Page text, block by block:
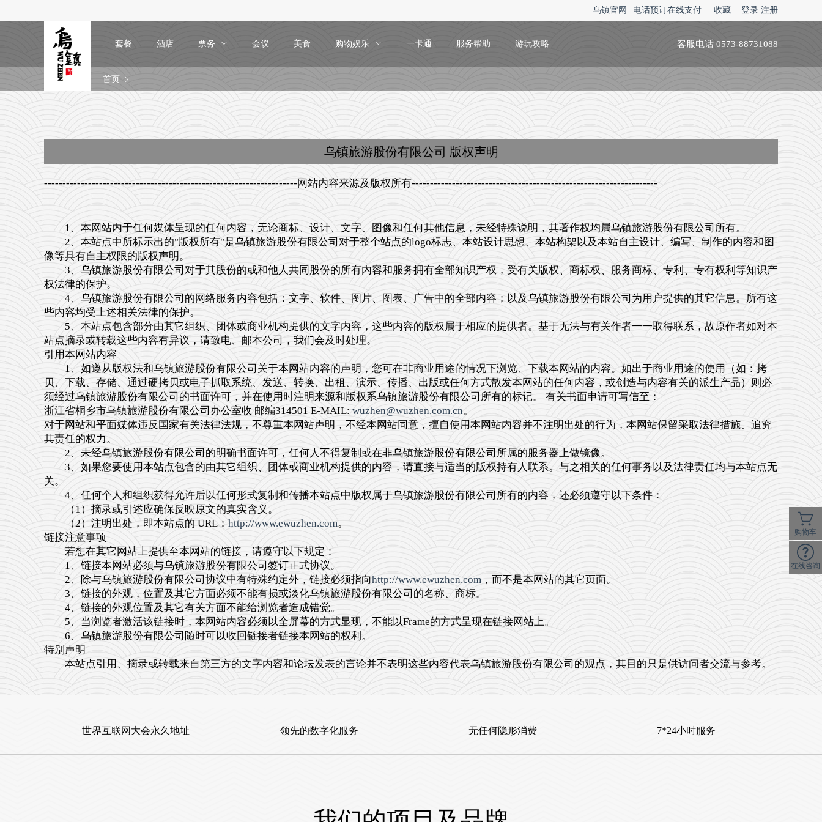
乌镇官网 电话预订在线支付 收藏 登录 注册
套餐 酒店 票务 会议 美食 购物娱乐 一卡通 服务帮助 游玩攻略 客服电话 0573-88731088
首页
乌镇旅游股份有限公司 版权声明
---------------------------------------------------------------------网站内容来源及版权所有-------------------------------------------------------------------
1、本网站内于任何媒体呈现的任何内容，无论商标、设计、文字、图像和任何其他信息，未经特殊说明，其著作权均属乌镇旅游股份有限公司所有。
2、本站点中所标示出的"版权所有"是乌镇旅游股份有限公司对于整个站点的logo标志、本站设计思想、本站构架以及本站自主设计、编写、制作的内容和图
像等具有自主权限的版权声明。
3、乌镇旅游股份有限公司对于其股份的或和他人共同股份的所有内容和服务拥有全部知识产权，受有关版权、商标权、服务商标、专利、专有权利等知识产
权法律的保护。
4、乌镇旅游股份有限公司的网络服务内容包括：文字、软件、图片、图表、广告中的全部内容；以及乌镇旅游股份有限公司为用户提供的其它信息。所有这
些内容均受上述相关法律的保护。
5、本站点包含部分由其它组织、团体或商业机构提供的文字内容，这些内容的版权属于相应的提供者。基于无法与有关作者一一取得联系，故原作者如对本
站点摘录或转载这些内容有异议，请致电、邮本公司，我们会及时处理。
引用本网站内容
1、如遵从版权法和乌镇旅游股份有限公司关于本网站内容的声明，您可在非商业用途的情况下浏览、下载本网站的内容。如出于商业用途的使用（如：拷
贝、下载、存储、通过硬拷贝或电子抓取系统、发送、转换、出租、演示、传播、出版或任何方式散发本网站的任何内容，或创造与内容有关的派生产品）则必
须经过乌镇旅游股份有限公司的书面许可，并在使用时注明来源和版权系乌镇旅游股份有限公司所有的标记。 有关书面申请可写信至：
浙江省桐乡市乌镇旅游股份有限公司办公室收 邮编314501 E-MAIL: wuzhen@wuzhen.com.cn。
对于网站和平面媒体违反国家有关法律法规，不尊重本网站声明，不经本网站同意，擅自使用本网站内容并不注明出处的行为，本网站保留采取法律措施、追究
其责任的权力。
2、未经乌镇旅游股份有限公司的明确书面许可，任何人不得复制或在非乌镇旅游股份有限公司所属的服务器上做镜像。
3、如果您要使用本站点包含的由其它组织、团体或商业机构提供的内容，请直接与适当的版权持有人联系。与之相关的任何事务以及法律责任均与本站点无
关。
4、任何个人和组织获得允许后以任何形式复制和传播本站点中版权属于乌镇旅游股份有限公司所有的内容，还必须遵守以下条件：
（1）摘录或引述应确保反映原文的真实含义。
（2）注明出处，即本站点的 URL： http://www.ewuzhen.com。
链接注意事项
若想在其它网站上提供至本网站的链接，请遵守以下规定：
1、链接本网站必须与乌镇旅游股份有限公司签订正式协议。
2、除与乌镇旅游股份有限公司协议中有特殊约定外，链接必须指向http://www.ewuzhen.com ，而不是本网站的其它页面。
3、链接的外观，位置及其它方面必须不能有损或淡化乌镇旅游股份有限公司的名称、商标。
4、链接的外观位置及其它有关方面不能给浏览者造成错觉。
5、当浏览者激活该链接时，本网站内容必须以全屏幕的方式显现，不能以Frame的方式呈现在链接网站上。
6、乌镇旅游股份有限公司随时可以收回链接者链接本网站的权利。
特别声明
本站点引用、摘录或转载来自第三方的文字内容和论坛发表的言论并不表明这些内容代表乌镇旅游股份有限公司的观点，其目的只是供访问者交流与参考。
世界互联网大会永久地址 领先的数字化服务 无任何隐形消费 7*24小时服务
购物车
在线咨询